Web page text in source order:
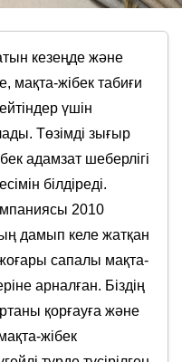
кезеңде және
мақта-жібек табиғи
үшін
Төзімді зығыр
адамзат шеберлігі
білдіреді.
2010
дамып келе жатқан
сапалы мақта-
арналған. Біздің
қорғауға және
жібек